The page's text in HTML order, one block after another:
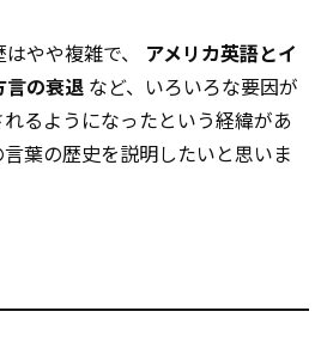
やや複雑で、 アメリカ英語とイ
言の衰退 など、いろいろな要因が
るようになったという経緯があ
葉の歴史を説明したいと思いま